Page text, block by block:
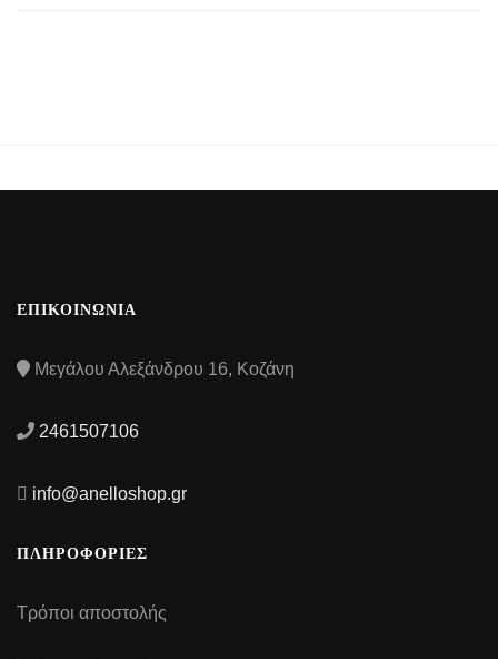
ΕΠΙΚΟΙΝΩΝΙΑ
Μεγάλου Αλεξάνδρου 16, Κοζάνη
2461507106
info@anelloshop.gr
ΠΛΗΡΟΦΟΡΙΕΣ
Τρόποι αποστολής